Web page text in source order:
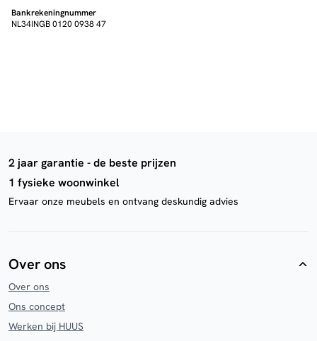
Bankrekeningnummer
NL34INGB 0120 0938 47
2 jaar garantie - de beste prijzen
1 fysieke woonwinkel
Ervaar onze meubels en ontvang deskundig advies
Over ons
Over ons
Ons concept
Werken bij HUUS